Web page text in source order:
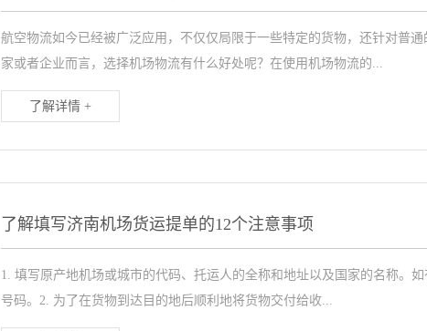
航空物流如今已经被广泛应用，不仅仅局限于一些特定的货物，还针对普
家或者企业而言，选择机场物流有什么好处呢？在使用机场物流的...
了解详情 +
了解填写济南机场货运提单的12个注意事项
1. 填写原产地机场或城市的代码、托运人的全称和地址以及国家的名称。
号码。2. 为了在货物到达目的地后顺利地将货物交付给收...